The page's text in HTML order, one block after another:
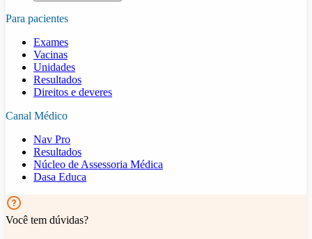
Para pacientes
Exames
Vacinas
Unidades
Resultados
Direitos e deveres
Canal Médico
Nav Pro
Resultados
Núcleo de Assessoria Médica
Dasa Educa
Você tem dúvidas?